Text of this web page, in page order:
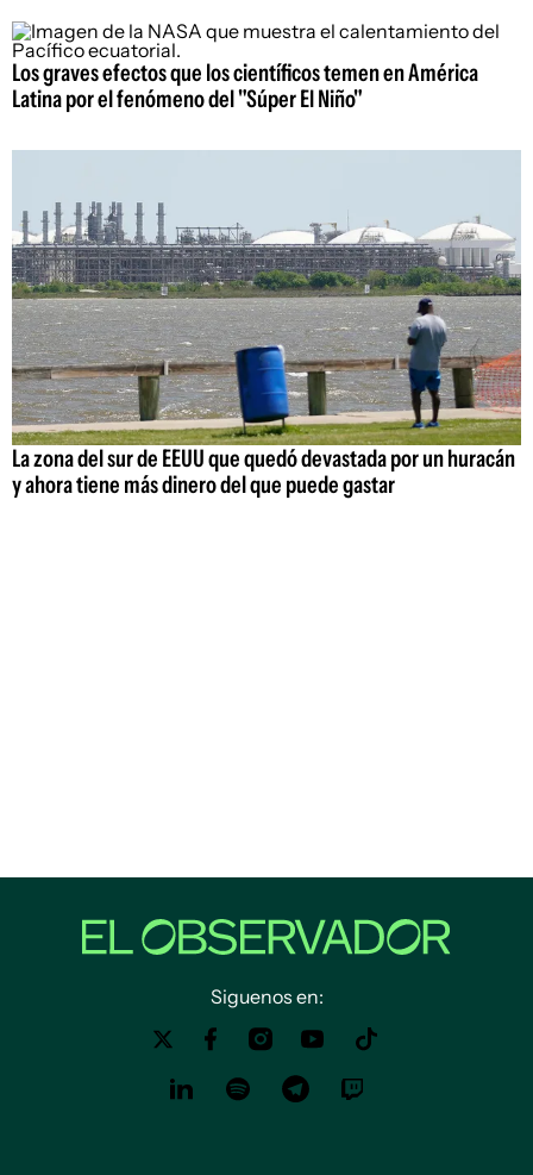
Los graves efectos que los científicos temen en América
Latina por el fenómeno del "Súper El Niño"
La zona del sur de EEUU que quedó devastada por un huracán
y ahora tiene más dinero del que puede gastar
Siguenos en: